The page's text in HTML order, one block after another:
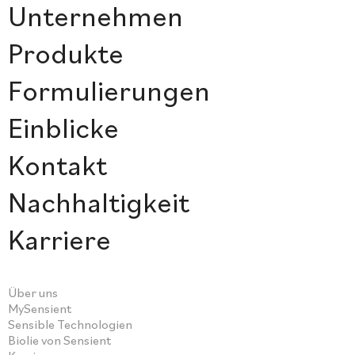
Unternehmen
Produkte
Formulierungen
Einblicke
Kontakt
Nachhaltigkeit
Karriere
Über uns
MySensient
Sensible Technologien
Biolie von Sensient